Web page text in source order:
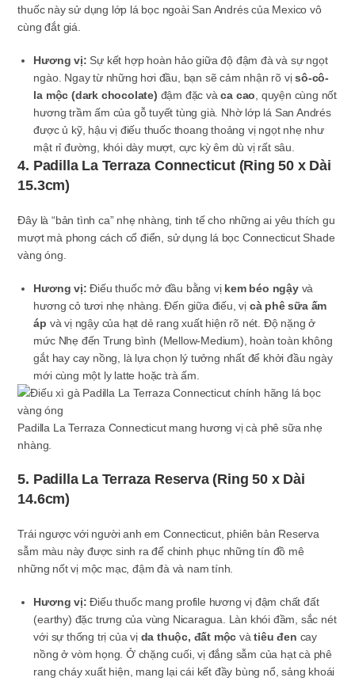
thuốc này sử dụng lớp lá bọc ngoài San Andrés của Mexico vô
cùng đắt giá.
Hương vị: Sự kết hợp hoàn hảo giữa độ đậm đà và sự ngọt
ngào. Ngay từ những hơi đầu, bạn sẽ cảm nhận rõ vịsô-cô-
la mộc (dark chocolate) đậm đặc vàca cao , quyện cùng nốt
hương trầm ấm của gỗ tuyết tùng già. Nhờ lớp lá San Andrés
được ủ kỹ, hậu vị điếu thuốc thoang thoảng vị ngọt nhẹ như
mật rỉ đường, khói dày mượt, cực kỳ êm dù vị rất sâu.
4. Padilla La Terraza Connecticut (Ring 50 x Dài
15.3cm)
Đây là “bản tình ca” nhẹ nhàng, tinh tế cho những ai yêu thích gu
mượt mà phong cách cổ điển, sử dụng lá bọc Connecticut Shade
vàng óng.
Hương vị: Điếu thuốc mở đầu bằng vị kem béo ngậyvà
hương cỏ tươi nhẹ nhàng. Đến giữa điếu, vị cà phê sữa ấm
áp và vị ngậy của hạt dẻ rang xuất hiện rõ nét. Độ nặng ở
mức Nhẹ đến Trung bình (Mellow-Medium), hoàn toàn không
gắt hay cay nồng, là lựa chọn lý tưởng nhất để khởi đầu ngày
mới cùng một ly latte hoặc trà ấm.
Padilla La Terraza Connecticut mang hương vị cà phê sữa nhẹ
nhàng.
5. Padilla La Terraza Reserva (Ring 50 x Dài
14.6cm)
Trái ngược với người anh em Connecticut, phiên bản Reserva
sẫm màu này được sinh ra để chinh phục những tín đồ mê
những nốt vị mộc mạc, đậm đà và nam tính.
Hương vị: Điếu thuốc mang profile hương vị đậm chất đất
(earthy) đặc trưng của vùng Nicaragua. Làn khói đầm, sắc nét
với sự thống trị của vị da thuộc, đất mộc vàtiêu đen cay
nồng ở vòm họng. Ở chặng cuối, vị đắng sẫm của hạt cà phê
rang cháy xuất hiện, mang lại cái kết đầy bùng nổ, sảng khoái